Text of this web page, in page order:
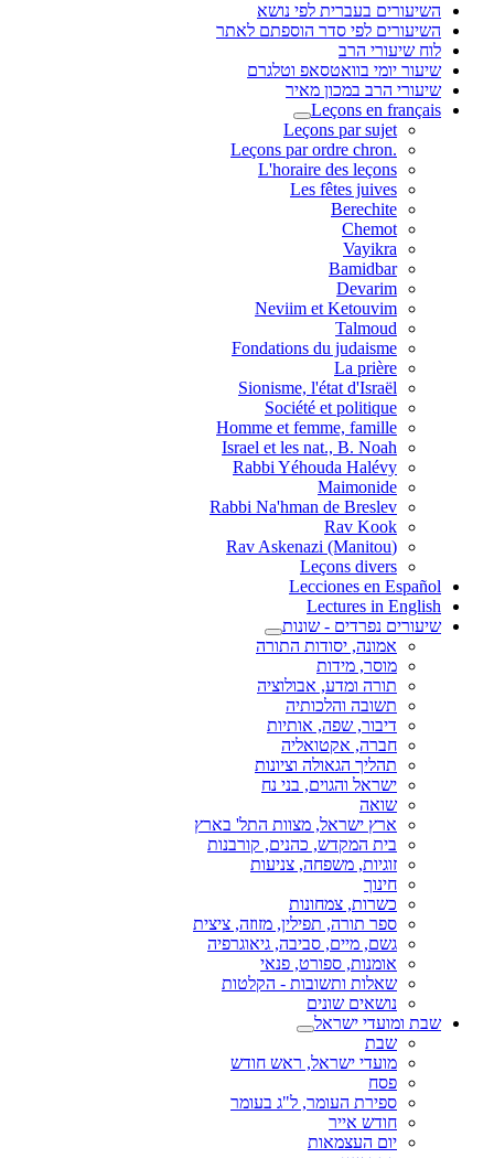
השיעורים בעברית לפי נושא
השיעורים לפי סדר הוספתם לאתר
לוח שיעורי הרב
שיעור יומי בוואטסאפ וטלגרם
שיעורי הרב במכון מאיר
Leçons en français
Leçons par sujet
.Leçons par ordre chron
L'horaire des leçons
Les fêtes juives
Berechite
Chemot
Vayikra
Bamidbar
Devarim
Neviim et Ketouvim
Talmoud
Fondations du judaisme
La prière
Sionisme, l'état d'Israël
Société et politique
Homme et femme, famille
Israel et les nat., B. Noah
Rabbi Yéhouda Halévy
Maimonide
Rabbi Na'hman de Breslev
Rav Kook
(Rav Askenazi (Manitou
Leçons divers
Lecciones en Español
Lectures in English
שיעורים נפרדים - שונות
אמונה, יסודות התורה
מוסר, מידות
תורה ומדע, אבולוציה
תשובה והלכותיה
דיבור, שפה, אותיות
חברה, אקטואליה
תהליך הגאולה וציונות
ישראל והגוים, בני נח
שואה
ארץ ישראל, מצוות התל' בארץ
בית המקדש, כהנים, קורבנות
זוגיות, משפחה, צניעות
חינוך
כשרות, צמחונות
ספר תורה, תפילין, מזוזה, ציצית
גשם, מיים, סביבה, גיאוגרפיה
אומנות, ספורט, פנאי
שאלות ותשובות - הקלטות
נושאים שונים
שבת ומועדי ישראל
שבת
מועדי ישראל, ראש חודש
פסח
ספירת העומר, ל"ג בעומר
חודש אייר
יום העצמאות